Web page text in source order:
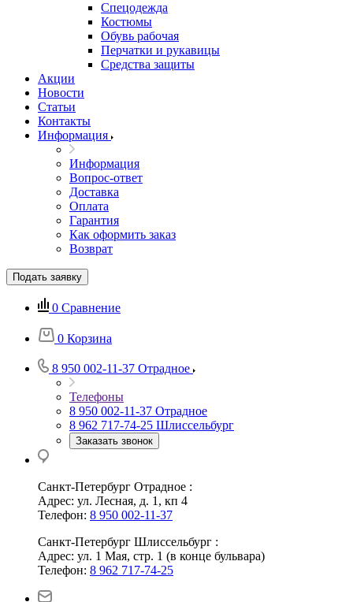
Спецодежда
Костюмы
Обувь рабочая
Перчатки и рукавицы
Средства защиты
Акции
Новости
Статьи
Контакты
Информация
Информация
Вопрос-ответ
Доставка
Оплата
Гарантия
Как оформить заказ
Возврат
Подать заявку
0 Сравнение
0 Корзина
8 950 002-11-37 Отрадное
Телефоны
8 950 002-11-37 Отрадное
8 962 717-74-25 Шлиссельбург
Заказать звонок
Санкт-Петербург Отрадное :
Адрес: ул. Лесная, д. 1, кп 4
Телефон: 8 950 002-11-37
Санкт-Петербург Шлиссельбург :
Адрес: ул. 1 Мая, стр. 1 (в конце бульвара)
Телефон: 8 962 717-74-25